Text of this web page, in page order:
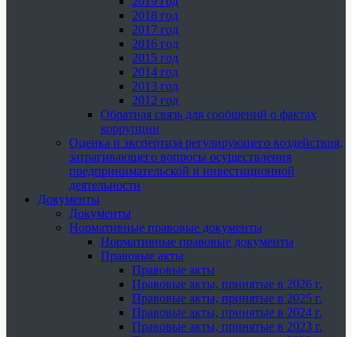
2018 год
2017 год
2016 год
2015 год
2014 год
2013 год
2012 год
Обратная связь для сообщений о фактах
коррупции
Оценка и экспертиза регулирующего воздействия,
затрагивающего вопросы осуществления
предпринимательской и инвестиционной
деятельности
Документы
Документы
Нормативные правовые документы
Нормативные правовые документы
Правовые акты
Правовые акты
Правовые акты, принятые в 2026 г.
Правовые акты, принятые в 2025 г.
Правовые акты, принятые в 2024 г.
Правовые акты, принятые в 2023 г.